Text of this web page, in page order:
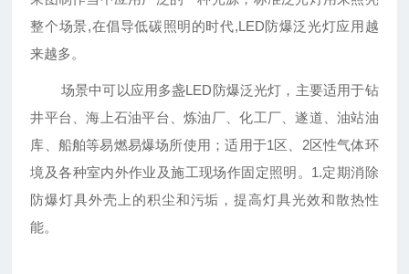
整个场景,在倡导低碳照明的时代,LED防爆泛光灯应用越
来越多。
场景中可以应用多盏LED防爆泛光灯，主要适用于钻
井平台、海上石油平台、炼油厂、化工厂、遂道、油站油
库、船舶等易燃易爆场所使用；适用于1区、2区性气体环
境及各种室内外作业及施工现场作固定照明。1.定期消除
防爆灯具外壳上的积尘和污垢，提高灯具光效和散热性
能。